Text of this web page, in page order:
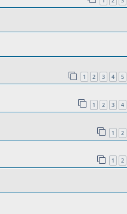
1 2 3 4 5
1 2 3 4
1 2
1 2